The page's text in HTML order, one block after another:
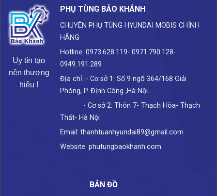
Uy tín tạo
nên thương
hiệu !
PHỤ TÙNG BẢO KHÁNH
CHUYÊN PHỤ TÙNG HYUNDAI MOBIS CHÍNH
HÃNG
Hotline: 0973.628.119- 0971.790.128-
0949.191.289
Địa chỉ: - Cơ sở 1: Số 9 ngõ 364/168 Giải
Phóng, P. Định Công ,Hà Nội.
- Cơ sở 2: Thôn 7- Thạch Hòa- Thạch
Thất- Hà Nội
Email: thanhtuanhyundai89@gmail.com
Website: phutungbaokhanh.com
BẢN ĐỒ